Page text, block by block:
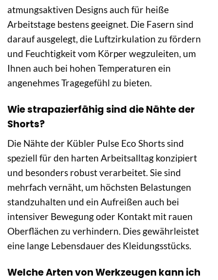
atmungsaktiven Designs auch für heiße
Arbeitstage bestens geeignet. Die Fasern sind
darauf ausgelegt, die Luftzirkulation zu fördern
und Feuchtigkeit vom Körper wegzuleiten, um
Ihnen auch bei hohen Temperaturen ein
angenehmes Tragegefühl zu bieten.
Wie strapazierfähig sind die Nähte der
Shorts?
Die Nähte der Kübler Pulse Eco Shorts sind
speziell für den harten Arbeitsalltag konzipiert
und besonders robust verarbeitet. Sie sind
mehrfach vernäht, um höchsten Belastungen
standzuhalten und ein Aufreißen auch bei
intensiver Bewegung oder Kontakt mit rauen
Oberflächen zu verhindern. Dies gewährleistet
eine lange Lebensdauer des Kleidungsstücks.
Welche Arten von Werkzeugen kann ich